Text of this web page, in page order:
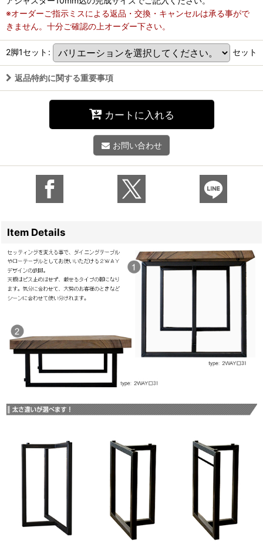
※オーダーご指示ミスによる返品・交換・キャンセルは承る事がで
きません。十分ご確認の上オーダー下さい。
2脚1セット : セット
返品特約に関する重要事項
カートに入れる
お問い合わせ
Item Details